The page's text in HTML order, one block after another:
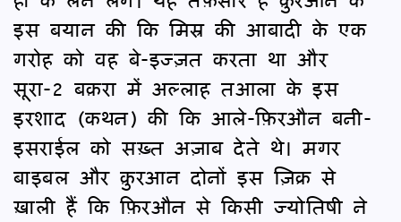
इस बयान की कि मिस्र की आबादी के एक
गरोह को वह बे-इज्ज़त करता था और
सूरा-2 बक़रा में अल्लाह तआला के इस
इरशाद (कथन) की कि आले-फ़िरऔन बनी-
इसराईल को सख़्त अज़ाब देते थे। मगर
बाइबल और क़ुरआन दोनों इस ज़िक्र से
ख़ाली हैं कि फ़िरऔन से किसी ज्योतिषी ने